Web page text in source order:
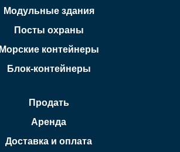
Модульные здания
Посты охраны
Морские контейнеры
Блок-контейнеры
Продать
Аренда
Доставка и оплата